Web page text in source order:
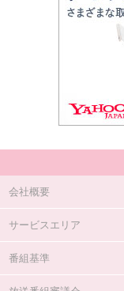
会社概要
サービスエリア
番組基準